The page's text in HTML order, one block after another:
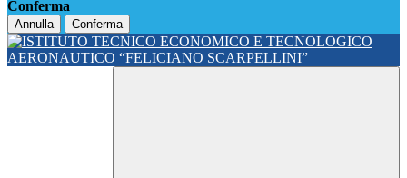
Conferma
Annulla Conferma